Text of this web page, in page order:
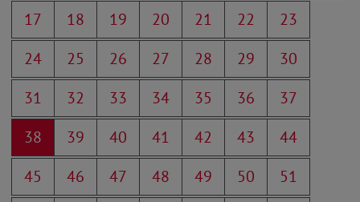
17
18 19 20 21 22
23
24
25 26 27 28 29
30
31
32 33 34 35 36
37
38
39 40 41 42 43
44
45
46 47 48 49 50
51